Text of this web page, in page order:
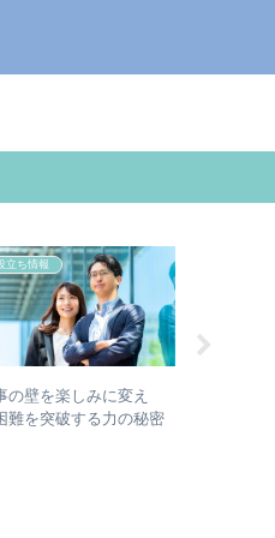
立ち情報
の壁を楽しみに変え
難を突破する力の秘密